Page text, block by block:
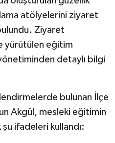
atölyelerini ziyaret
Ziyaret
yürütülen eğitim
detaylı bilgi
bulunan İlçe
Akgül, mesleki eğitimin
ifadeleri kullandı: